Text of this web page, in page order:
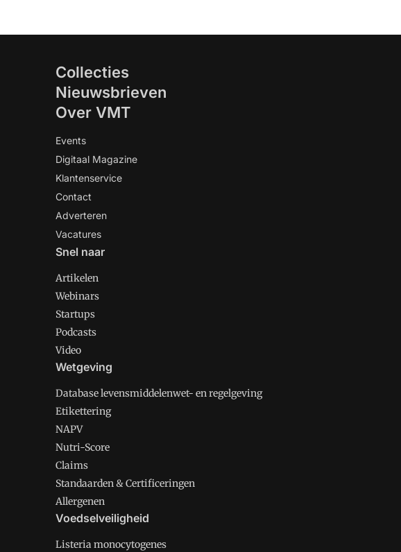
Collecties
Nieuwsbrieven
Over VMT
Events
Digitaal Magazine
Klantenservice
Contact
Adverteren
Vacatures
Snel naar
Artikelen
Webinars
Startups
Podcasts
Video
Wetgeving
Database levensmiddelenwet- en regelgeving
Etikettering
NAPV
Nutri-Score
Claims
Standaarden & Certificeringen
Allergenen
Voedselveiligheid
Listeria monocytogenes